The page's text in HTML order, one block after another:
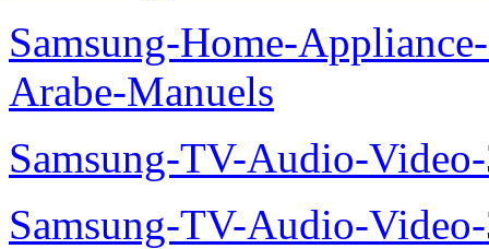
Samsung-Home-
Arabe-Manuels
Samsung-TV-Audio-
Samsung-TV-Audio-